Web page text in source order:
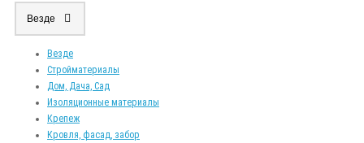
Везде
Везде
Стройматериалы
Дом, Дача, Сад
Изоляционные материалы
Крепеж
Кровля, фасад, забор